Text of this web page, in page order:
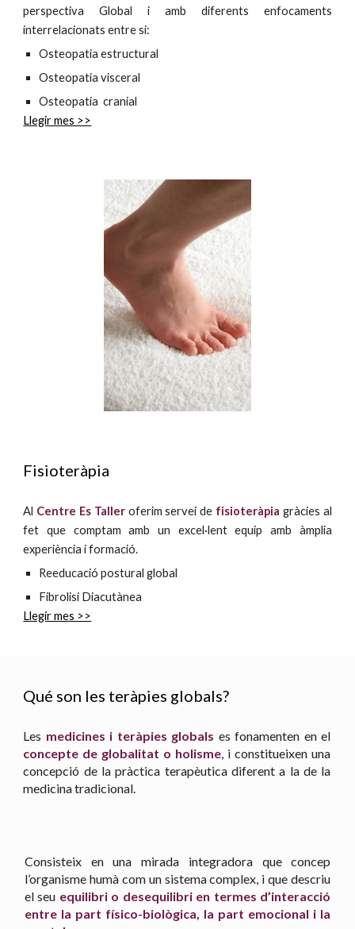
perspectiva Global i amb diferents enfocaments
interrelacionats entre si:
Osteopatia estructural
Osteopatia visceral
Osteopatia cranial
Llegir mes >>
Fisioteràpia
Al Centre Es Talleroferim servei de fisioteràpia gràcies al
fet que comptam amb un excel·lent equip amb àmplia
experiència i formació.
Reeducació postural global
Fibrolisi Diacutànea
Llegir mes >>
Qué son les teràpies globals?
Les medicines i teràpies globals es fonamenten en el
concepte de globalitat o holisme, i constitueixen una
concepció de la pràctica terapèutica diferent a la de la
medicina tradicional.
Consisteix en una mirada integradora que concep
l’organisme humà com un sistema complex, i que descriu
el seu equilibri o desequilibri en termes d’interacció
entre la part físico-biològica, la part emocional i la